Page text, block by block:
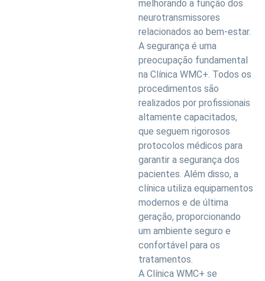
melhorando a função dos
neurotransmissores
relacionados ao bem-estar.
A segurança é uma
preocupação fundamental
na Clínica WMC+. Todos os
procedimentos são
realizados por profissionais
altamente capacitados,
que seguem rigorosos
protocolos médicos para
garantir a segurança dos
pacientes. Além disso, a
clínica utiliza equipamentos
modernos e de última
geração, proporcionando
um ambiente seguro e
confortável para os
tratamentos.
A Clínica WMC+ se